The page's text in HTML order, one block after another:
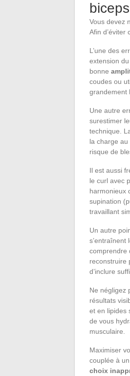
biceps
Vous devez
Afin d’éviter
L’une des
extension
bonne
coudes ou
grandement
Une autre
surestimer
technique.
la charge
risque de
Il est aussi
le curl avec
harmonieux
supination
travaillant
Un autre
s’entraînent
comprendre
reconstruire
d’inclure
Ne négligez
résultats
et en lipides
de vous
musculaire.
Maximiser
couplée à
choix